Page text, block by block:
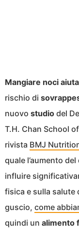
Mangiare noci
rischio di
nuovo studio del
T.H. Chan School
rivista BMJ
quale l’aumento
influire
fisica e sulla salute
guscio, come
quindi un alimento